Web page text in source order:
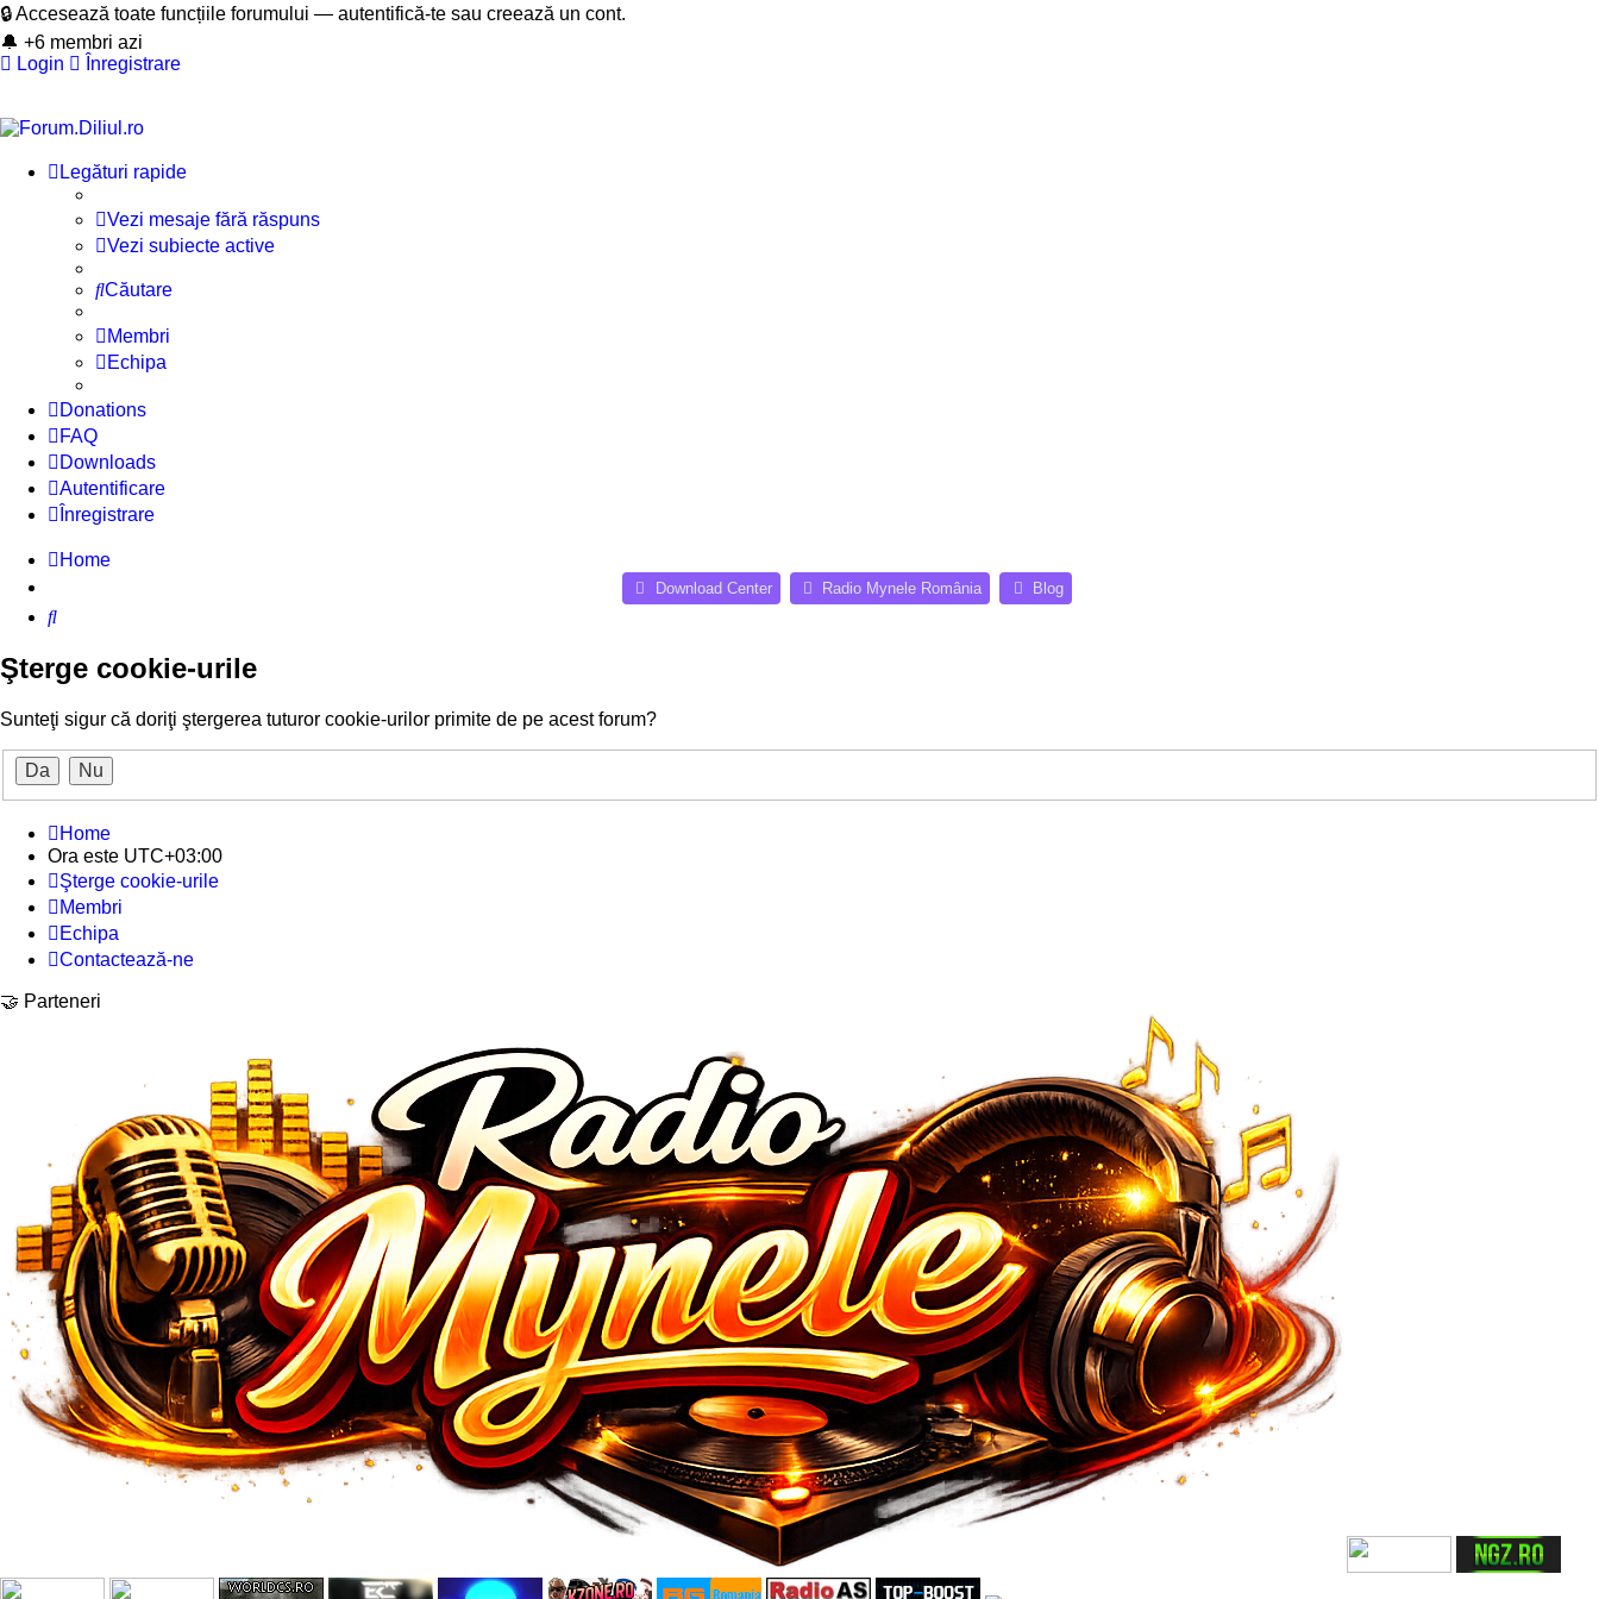
🔒 Accesează toate funcțiile forumului — autentifică-te sau creează un cont.
🔔 +6 membri azi
Login
Înregistrare
Legături rapide
Vezi mesaje fără răspuns
Vezi subiecte active
Căutare
Membri
Echipa
Donations
FAQ
Downloads
Autentificare
Înregistrare
Home
Download Center Radio Mynele România(Opens a new tab)
Blog(Opens a new tab)
Căutare
Şterge cookie-urile
Sunteţi sigur că doriţi ştergerea tuturor cookie-urilor primite de pe acest forum?
Home
Ora este UTC+03:00
Şterge cookie-urile
Membri
Echipa
Contactează-ne
🤝 Parteneri